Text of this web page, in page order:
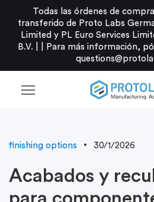
Todas las órdenes de
transferido de Proto Labs
Limited y PL Euro Services
B.V. |
Para más información,
menu
finishing options 30/1/2026
Acabados y